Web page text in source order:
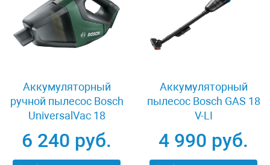
Аккумуляторный
ручной пылесос Bosch
UniversalVac 18
6 240 руб.
Аккумуляторный
пылесос Bosch GAS 18
V-LI
4 990 руб.